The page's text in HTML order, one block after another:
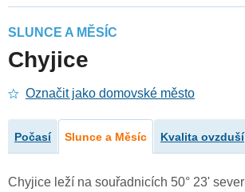
SLUNCE A MĚSÍC
Chyjice
Označit jako domovské město
Počasí Slunce a Měsíc Kvalita ovzduší
Chyjice leží na souřadnicích 50° 23'